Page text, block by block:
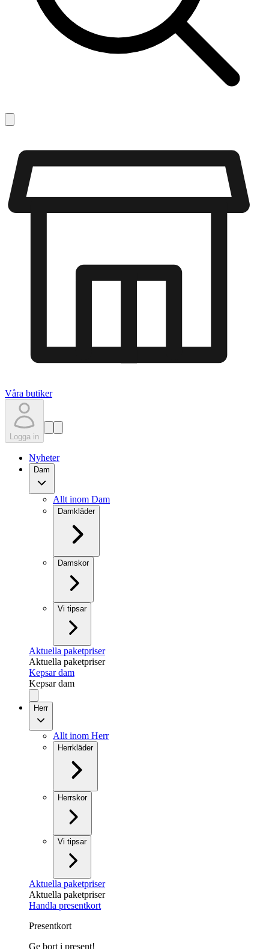
Våra butiker
Logga in
Nyheter
Dam
Allt inom Dam
Damkläder
Damskor
Vi tipsar
Aktuella paketpriser
Aktuella paketpriser
Kepsar dam
Kepsar dam
Herr
Allt inom Herr
Herrkläder
Herrskor
Vi tipsar
Aktuella paketpriser
Aktuella paketpriser
Handla presentkort
Presentkort
Ge bort i present!